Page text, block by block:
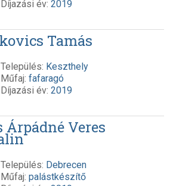
Díjazási év: 2019
Tamás
Település: Keszthely
Műfaj: fafaragó
Díjazási év: 2019
Árpádné Veres
Település: Debrecen
Műfaj: palástkészítő